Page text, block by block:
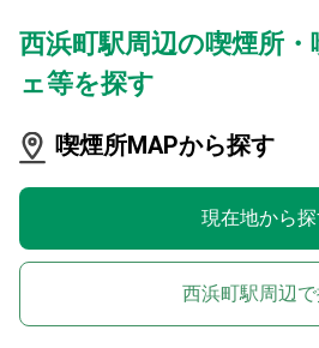
西浜町駅周辺の喫煙所
ェ等を探す
喫煙所MAPから探す
現在地から
西浜町駅周辺